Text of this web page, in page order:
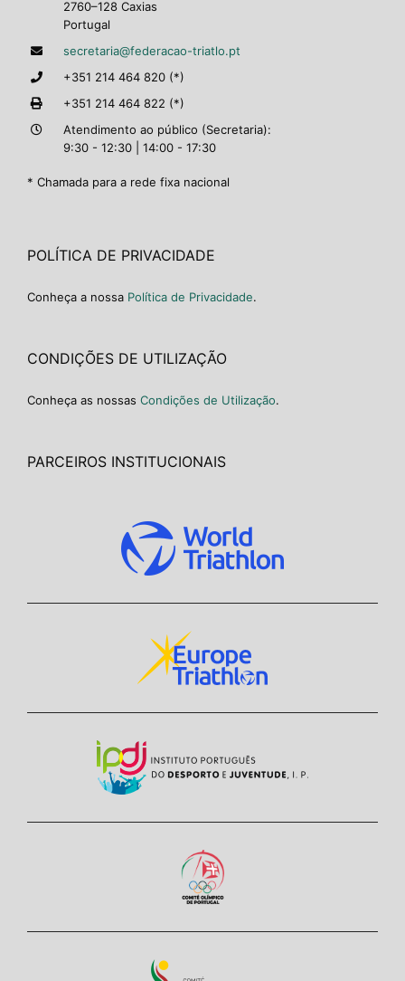
2760–128 Caxias
Portugal
secretaria@federacao-triatlo.pt
+351 214 464 820 (*)
+351 214 464 822 (*)
Atendimento ao público (Secretaria):
9:30 - 12:30 | 14:00 - 17:30
* Chamada para a rede fixa nacional
POLÍTICA DE PRIVACIDADE
Conheça a nossa Política de Privacidade.
CONDIÇÕES DE UTILIZAÇÃO
Conheça as nossas Condições de Utilização.
PARCEIROS INSTITUCIONAIS